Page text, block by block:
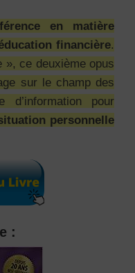
en matière
financière.
», ce deuxième opus
sur le champ des
d’information pour
personnelle
: